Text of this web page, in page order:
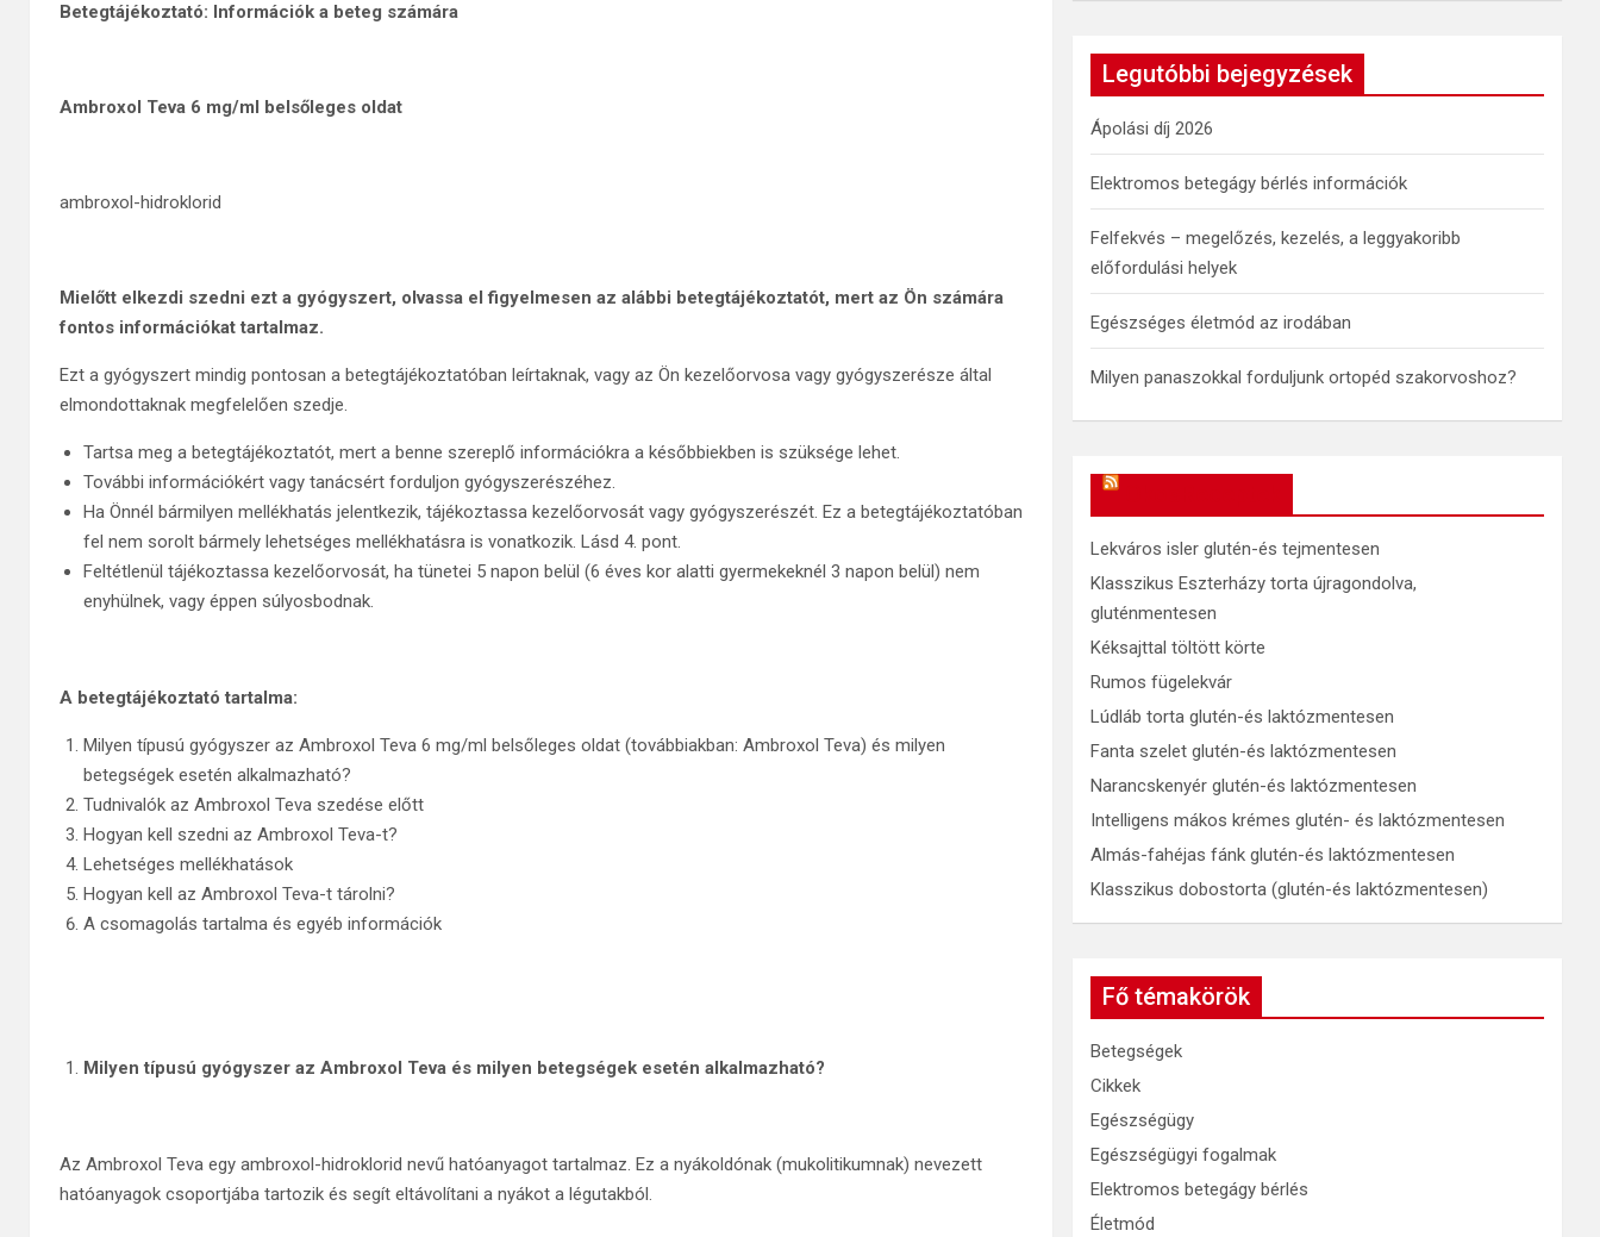
Betegtájékoztató: Információk a beteg számára
Ambroxol Teva 6 mg/ml belsőleges oldat
ambroxol-hidroklorid
Mielőtt elkezdi szedni ezt a gyógyszert, olvassa el figyelmesen az alábbi betegtájékoztatót, mert az Ön számára
fontos információkat tartalmaz.
Ezt a gyógyszert mindig pontosan a betegtájékoztatóban leírtaknak, vagy az Ön kezelőorvosa vagy gyógyszerésze által
elmondottaknak megfelelően szedje.
Tartsa meg a betegtájékoztatót, mert a benne szereplő információkra a későbbiekben is szüksége lehet.
További információkért vagy tanácsért forduljon gyógyszerészéhez.
Ha Önnél bármilyen mellékhatás jelentkezik, tájékoztassa kezelőorvosát vagy gyógyszerészét. Ez a betegtájékoztatóban
fel nem sorolt bármely lehetséges mellékhatásra is vonatkozik. Lásd 4. pont.
Feltétlenül tájékoztassa kezelőorvosát, ha tünetei 5 napon belül (6 éves kor alatti gyermekeknél 3 napon belül) nem
enyhülnek, vagy éppen súlyosbodnak.
A betegtájékoztató tartalma:
Milyen típusú gyógyszer az Ambroxol Teva 6 mg/ml belsőleges oldat (továbbiakban: Ambroxol Teva) és milyen
betegségek esetén alkalmazható?
Tudnivalók az Ambroxol Teva szedése előtt
Hogyan kell szedni az Ambroxol Teva-t?
Lehetséges mellékhatások
Hogyan kell az Ambroxol Teva-t tárolni?
A csomagolás tartalma és egyéb információk
Milyen típusú gyógyszer az Ambroxol Teva és milyen betegségek esetén alkalmazható?
Az Ambroxol Teva egy ambroxol-hidroklorid nevű hatóanyagot tartalmaz. Ez a nyákoldónak (mukolitikumnak) nevezett
hatóanyagok csoportjába tartozik és segít eltávolítani a nyákot a légutakból.
a
h
Legutóbbi bejegyzések
Ápolási díj 2026
Elektromos betegágy bérlés információk
Felfekvés – megelőzés, kezelés, a leggyakoribb
előfordulási helyek
Egészséges életmód az irodában
Milyen panaszokkal forduljunk ortopéd szakorvoshoz?
Lekváros isler glutén-és tejmentesen
Klasszikus Eszterházy torta újragondolva,
gluténmentesen
Kéksajttal töltött körte
Rumos fügelekvár
Lúdláb torta glutén-és laktózmentesen
Fanta szelet glutén-és laktózmentesen
Narancskenyér glutén-és laktózmentesen
Intelligens mákos krémes glutén- és laktózmentesen
Almás-fahéjas fánk glutén-és laktózmentesen
Klasszikus dobostorta (glutén-és laktózmentesen)
Fő témakörök
Betegségek
Cikkek
Egészségügy
Egészségügyi fogalmak
Elektromos betegágy bérlés
Életmód